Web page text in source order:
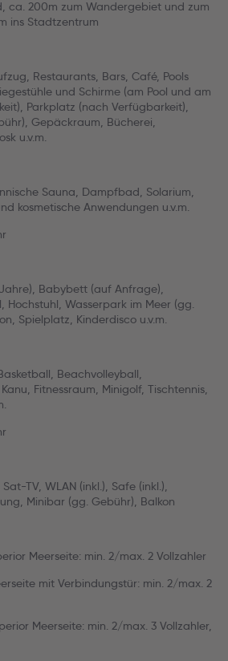
ca. 200m zum Wandergebiet und zum
ins Stadtzentrum
Restaurants, Bars, Café, Pools
und Schirme (am Pool und am
Parkplatz (nach Verfügbarkeit),
Gepäckraum, Bücherei,
u.v.m.
Sauna, Dampfbad, Solarium,
kosmetische Anwendungen u.v.m.
Babybett (auf Anfrage),
Hochstuhl, Wasserpark im Meer (gg.
Spielplatz, Kinderdisco u.v.m.
Beachvolleyball,
Fitnessraum, Minigolf, Tischtennis,
TV, WLAN (inkl.), Safe (inkl.),
Minibar (gg. Gebühr), Balkon
Meerseite: min. 2/max. 2 Vollzahler
mit Verbindungstür: min. 2/max. 2
Meerseite: min. 2/max. 3 Vollzahler,